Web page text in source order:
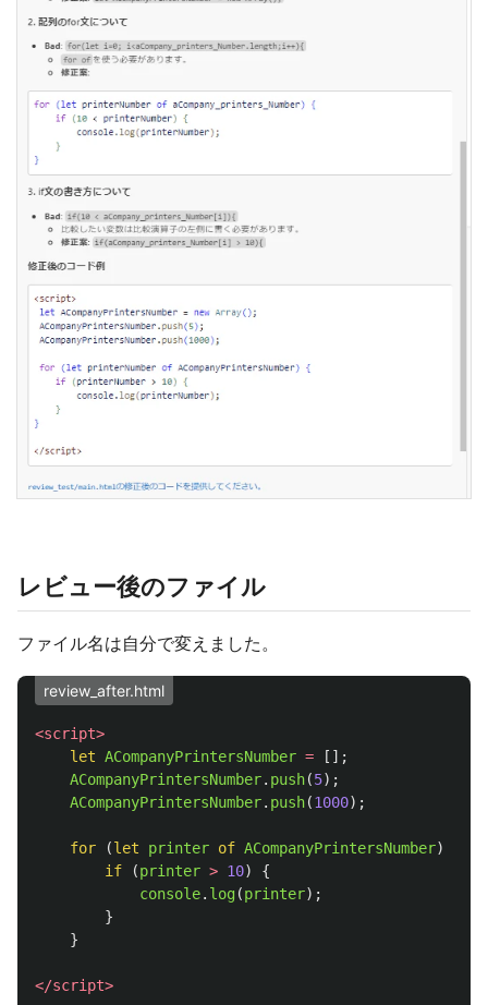
レビュー後のファイル
ファイル名は自分で変えました。
review_after.html
<script>
let ACompanyPrintersNumber =
[];
ACompanyPrintersNumber. push(5);
ACompanyPrintersNumber. push(1000);
for (let printer of ACompanyPrintersNumber)
if
(printer > 10)
{
console. log(printer);
}
}
</script>